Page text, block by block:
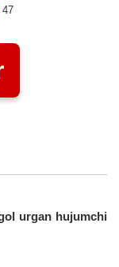
47
urgan hujumchi